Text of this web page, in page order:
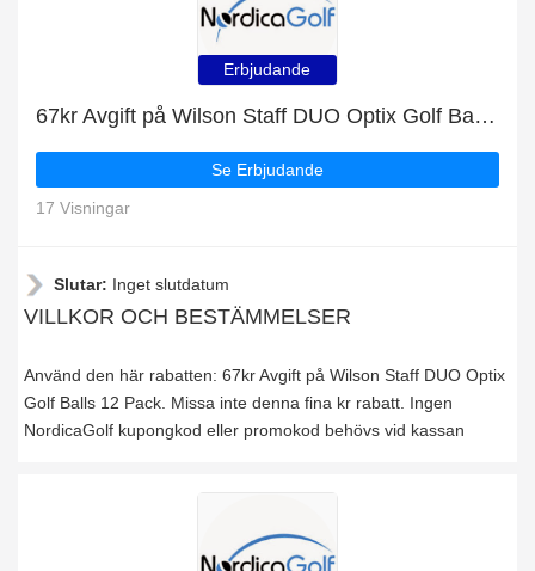
Erbjudande
67kr Avgift på Wilson Staff DUO Optix Golf Balls 12 Pack
Se Erbjudande
17 Visningar
Slutar: Inget slutdatum
VILLKOR OCH BESTÄMMELSER
Använd den här rabatten: 67kr Avgift på Wilson Staff DUO Optix
Golf Balls 12 Pack. Missa inte denna fina kr rabatt. Ingen
NordicaGolf kupongkod eller promokod behövs vid kassan